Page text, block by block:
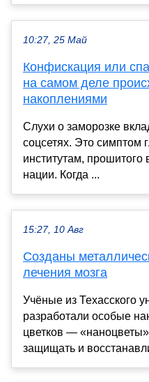
10:27, 25 Май
Конфискация или
на самом деле
накоплениями
Слухи о заморозке
соцсетях. Это симптом
институтам, прошитого
нации. Когда ...
15:27, 10 Авг
Созданы
лечения мозга
Учёные из Техасского
разработали особые
цветков —
защищать и